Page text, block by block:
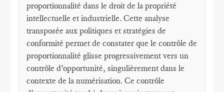
proportionnalité dans le droit de la propriété
intellectuelle et industrielle. Cette analyse
transposée aux politiques et stratégies de
conformité permet de constater que le contrôle de
proportionnalité glisse progressivement vers un
contrôle d’opportunité, singulièrement dans le
contexte de la numérisation. Ce contrôle